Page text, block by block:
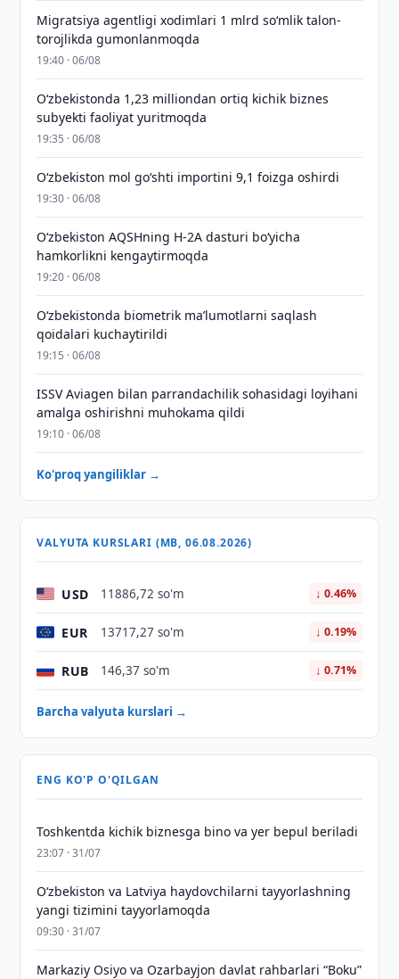
Migratsiya agentligi xodimlari 1 mlrd so‘mlik talon-
torojlikda gumonlanmoqda
19:40 · 06/08
O‘zbekistonda 1,23 milliondan ortiq kichik biznes
subyekti faoliyat yuritmoqda
19:35 · 06/08
O‘zbekiston mol go‘shti importini 9,1 foizga oshirdi
19:30 · 06/08
O‘zbekiston AQSHning H-2A dasturi bo‘yicha
hamkorlikni kengaytirmoqda
19:20 · 06/08
O‘zbekistonda biometrik maʼlumotlarni saqlash
qoidalari kuchaytirildi
19:15 · 06/08
ISSV Aviagen bilan parrandachilik sohasidagi loyihani
amalga oshirishni muhokama qildi
19:10 · 06/08
Ko'proq yangiliklar →
VALYUTA KURSLARI (MB, 06.08.2026)
USD 11886,72 so'm ↓ 0.46%
EUR 13717,27 so'm ↓ 0.19%
RUB 146,37 so'm ↓ 0.71%
Barcha valyuta kurslari →
ENG KO'P O'QILGAN
Toshkentda kichik biznesga bino va yer bepul beriladi
23:07 · 31/07
Oʻzbekiston va Latviya haydovchilarni tayyorlashning
yangi tizimini tayyorlamoqda
09:30 · 31/07
Markaziy Osiyo va Ozarbayjon davlat rahbarlari “Boku”